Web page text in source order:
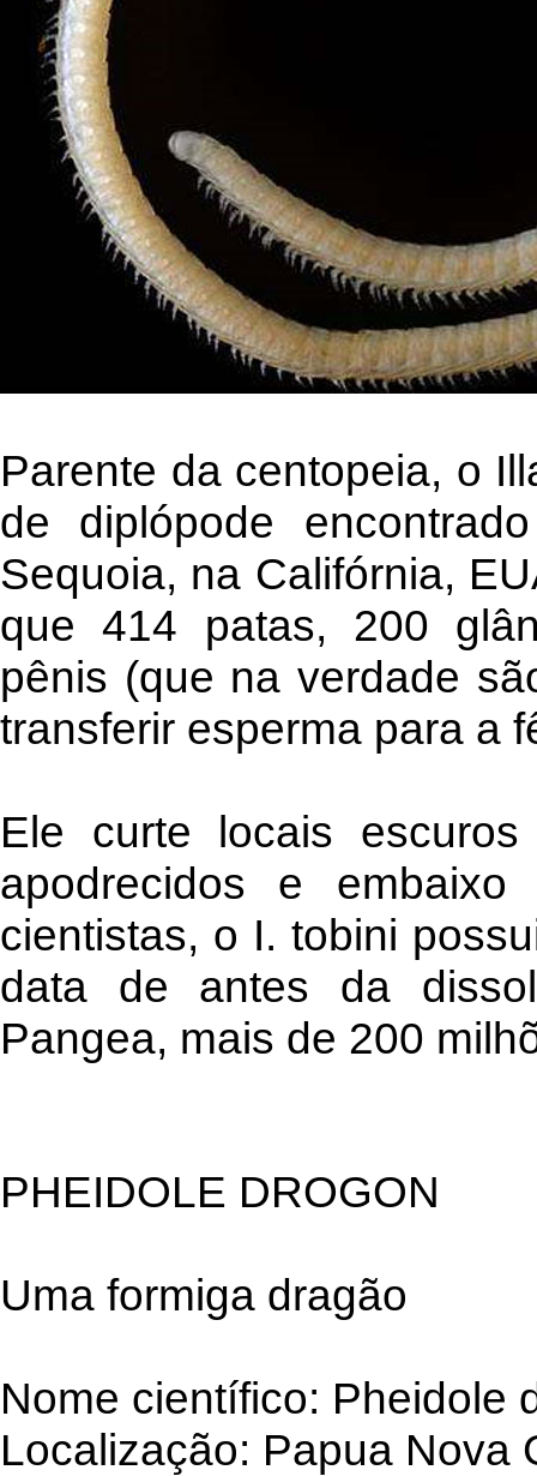
Parente da centopeia, o
de diplópode
Sequoia, na Califórnia,
que 414 patas, 200
pênis (que na verdade
transferir esperma para a
Ele curte locais
apodrecidos e
cientistas, o I. tobini
data de antes da
Pangea, mais de 200
PHEIDOLE DROGON
Uma formiga dragão
Nome científico: Pheidole
Localização: Papua Nova